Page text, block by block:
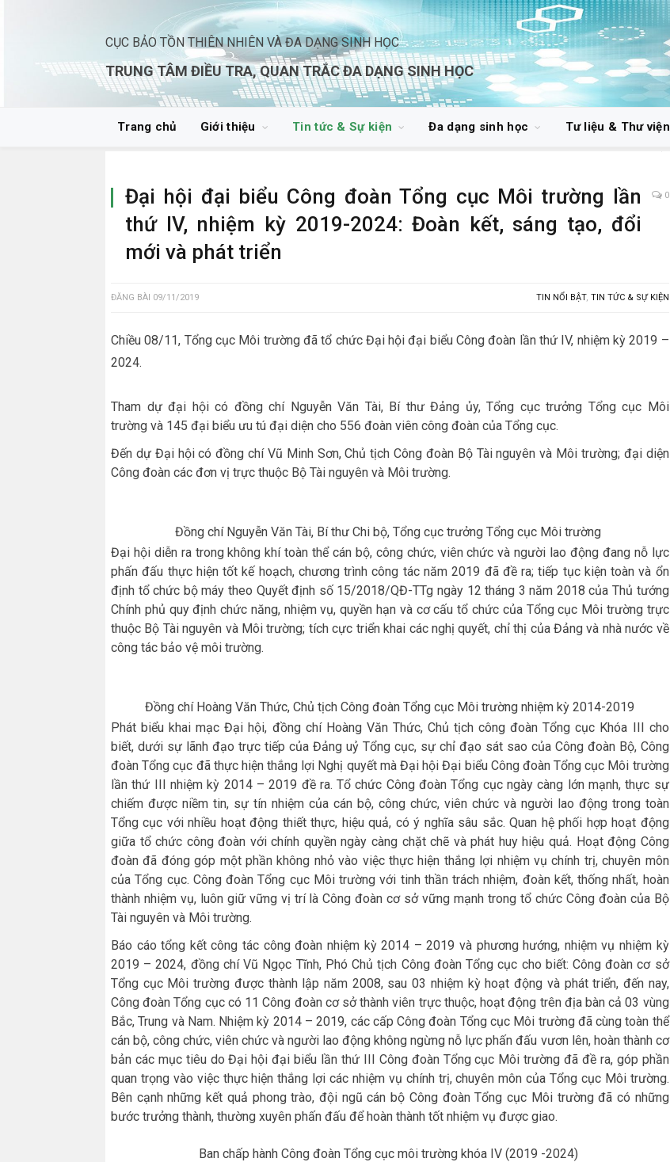
CỤC BẢO TỒN THIÊN NHIÊN VÀ ĐA DẠNG SINH HỌC
TRUNG TÂM ĐIỀU TRA, QUAN TRẮC ĐA DẠNG SINH HỌC
Trang chủ Giới thiệu Tin tức & Sự kiện Đa dạng sinh học Tư liệu & Thư viện
Đại hội đại biểu Công đoàn Tổng cục Môi trường lần
thứ IV, nhiệm kỳ 2019-2024: Đoàn kết, sáng tạo, đổi
mới và phát triển
0
ĐĂNG BÀI 09/11/2019 TIN NỔI BẬT, TIN TỨC & SỰ KIỆN
Chiều 08/11, Tổng cục Môi trường đã tổ chức Đại hội đại biểu Công đoàn lần thứ IV, nhiệm kỳ 2019 –
2024.
Tham dự đại hội có đồng chí Nguyễn Văn Tài, Bí thưĐảng ủy, Tổng cục trưởng Tổng cục Môi
trường và 145 đại biểu ưu tú đại diện cho 556 đoàn viên công đoàn của Tổng cục.
Đến dự Đại hội có đồng chí Vũ Minh Sơn, Chủ tịch Công đoàn Bộ Tài nguyên và Môi trường; đại diện
Công đoàn các đơn vị trực thuộc Bộ Tài nguyên và Môi trường.
Đồng chí Nguyễn Văn Tài, Bí thư Chi bộ, Tổng cục trưởng Tổng cục Môi trường
Đại hội diễn ra trong không khí toàn thể cán bộ, công chức, viên chức và người lao động đang nỗ lực
phấn đấu thực hiện tốt kế hoạch, chương trình công tác năm 2019 đã đề ra; tiếp tục kiện toàn và ổn
định tổ chức bộ máy theo Quyết định số 15/2018/QĐ-TTg ngày 12 tháng 3 năm 2018 của Thủ tướng
Chính phủ quy định chức năng, nhiệm vụ, quyền hạn và cơ cấu tổ chức của Tổng cục Môi trường trực
thuộc Bộ Tài nguyên và Môi trường; tích cực triển khai các nghị quyết, chỉ thị của Đảng và nhà nước về
công tác bảo vệ môi trường.
Đồng chí Hoàng Văn Thức, Chủ tịch Công đoàn Tổng cục Môi trường nhiệm kỳ 2014-2019
Phát biểu khai mạc Đại hội, đồng chí Hoàng Văn Thức, Chủ tịch công đoàn Tổng cục Khóa III cho
biết, dưới sự lãnh đạo trực tiếp của Đảng uỷ Tổng cục, sự chỉ đạo sát sao của Công đoàn Bộ, Công
đoàn Tổng cục đã thực hiện thắng lợi Nghị quyết mà Đại hội Đại biểu Công đoàn Tổng cục Môi trường
lần thứ III nhiệm kỳ 2014 – 2019 đề ra. Tổ chức Công đoàn Tổng cụcngày càng lớn mạnh, thực sự
chiếm được niềm tin, sự tín nhiệm của cán bộ, công chức, viên chức và người lao động trong toàn
Tổng cục với nhiều hoạt động thiết thực, hiệu quả, có ý nghĩa sâu sắc. Quan hệ phối hợp hoạt động
giữa tổ chức công đoàn với chính quyền ngày càng chặt chẽ và phát huy hiệu quả. Hoạt động Công
đoàn đã đóng góp một phần không nhỏ vào việc thực hiện thắng lợi nhiệm vụ chính trị, chuyên môn
của Tổng cục. Công đoàn Tổng cục Môi trường với tinh thần trách nhiệm, đoàn kết, thống nhất, hoàn
thành nhiệm vụ, luôn giữ vững vị trí là Công đoàn cơ sở vững mạnh trong tổ chức Công đoàn của Bộ
Tài nguyên và Môi trường.
Báo cáo tổng kết công tác công đoàn nhiệm kỳ 2014 – 2019 và phương hướng, nhiệm vụ nhiệm kỳ
2019 – 2024, đồng chí Vũ Ngọc Tĩnh,Phó Chủ tịch Công đoàn Tổng cục cho biết: Công đoàn cơ sở
Tổng cục Môi trường được thành lập năm 2008, sau 03 nhiệm kỳ hoạt động và pháttriển, đến nay,
Công đoàn Tổng cục có 11 Công đoàn cơ sở thành viên trực thuộc, hoạt động trên địa bàn cả 03 vùng
Bắc, Trung và Nam. N hiệm kỳ 2014 – 2019, các cấp Công đoàn Tổng cục Môi trường đã cùng toàn thể
cán bộ, công chức, viên chức và người lao động không ngừng nỗ lực phấn đấu vươn lên, hoàn thành cơ
bản các mục tiêu do Đại hội đại biểu lần thứ III Công đoàn Tổng cục Môi trường đã đề ra, góp phần
quan trọng vào việc thực hiện thắng lợi các nhiệm vụ chính trị, chuyên môn của Tổng cục Môi trường.
Bên cạnh những kết quả phong trào, đội ngũ cán bộ Công đoàn Tổng cục Môi trường đã có những
bước trưởng thành, thường xuyên phấn đấu để hoàn thành tốt nhiệm vụ được giao.
Ban chấp hành Công đoàn Tổng cục môi trường khóa IV (2019 -2024)